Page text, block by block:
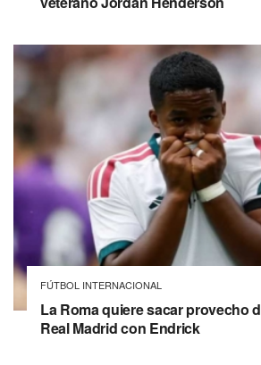
FÚTBOL INTERNACIONAL
La Roma quiere sacar provecho
Real Madrid con Endrick